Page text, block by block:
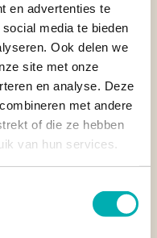
en advertenties te
media te bieden
Ook delen we
site met onze
en analyse. Deze
met andere
of die ze hebben
van hun services.
bultrugwalvissen
de beste
en Masoala National
voor een
te spotten. Wat ons
hier aan strenge